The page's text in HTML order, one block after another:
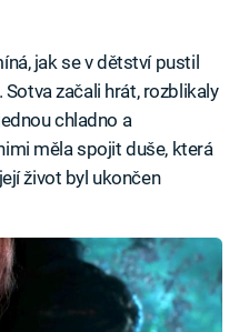
jak se v dětství pustil
začali hrát, rozblikaly
chladno a
měla spojit duše, která
život byl ukončen